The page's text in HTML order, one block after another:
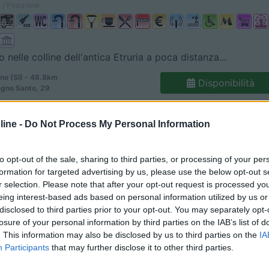
- Do Not Process My Personal Information
opt-out of the sale, sharing to third parties, or processing of your
for targeted advertising by us, please use the below opt-out
selection. Please note that after your opt-out request is processed
interest-based ads based on personal information utilized by us
to third parties prior to your opt-out. You may separately
of your personal information by third parties on the IAB’s list of
This information may also be disclosed by us to third parties on the
Participants that may further disclose it to other third parties.
nelle colline dell'antica Etruria a poca distanza...
(SI) - 48.8km
Santo, 29
Disponibilità
Romano (RM) - 53.4km
Palo km 7,2, Loc. Pianoro
Disponibilità
8,4